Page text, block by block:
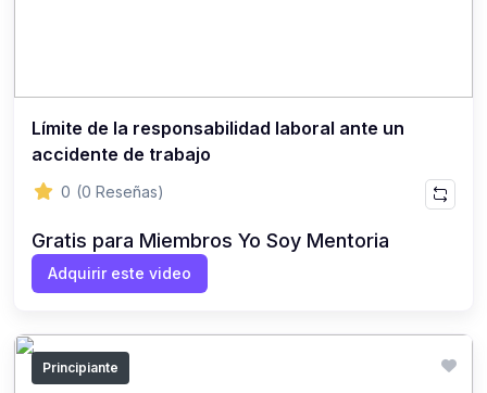
Límite de la responsabilidad laboral ante un
accidente de trabajo
0 (0 Reseñas)
Gratis para Miembros Yo Soy Mentoria
Adquirir este video
Principiante